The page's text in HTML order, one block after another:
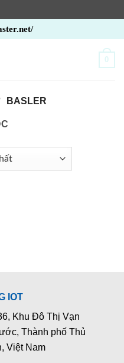
0
BASLER
IOT
Khu Đô Thị Vạn
Thành phố Thủ
Việt Nam